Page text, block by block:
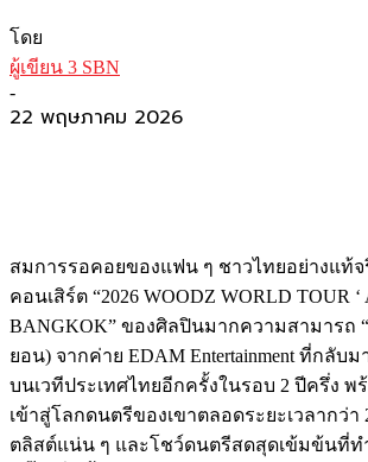
โดย
ผู้เขียน 3 SBN
-
22 พฤษภาคม 2026
สมการรอคอยของแฟน ๆ ชาวไทยอย่างแท้จ
คอนเสิร์ต “2026 WOODZ WORLD TOUR ‘
BANGKOK” ของศิลปินมากความสามารถ
ยอน) จากค่าย EDAM Entertainment ที่กลับ
บนเวทีประเทศไทยอีกครั้งในรอบ 2 ปีครึ่ง
เข้าสู่โลกดนตรีของเขาตลอดระยะเวลากว่า
ตลิสต์แน่น ๆ และโชว์ดนตรีสดสุดเข้มข้นที่ทำ